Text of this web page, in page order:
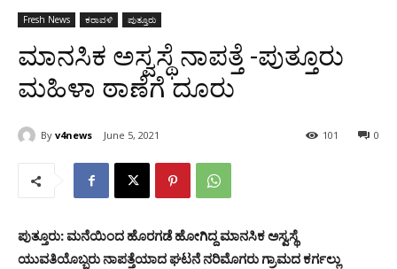
Fresh News ಕರಾವಳಿ ಪುತ್ತೂರು
ಮಾನಸಿಕ ಅಸ್ವಸ್ಥೆ ನಾಪತ್ತೆ -ಪುತ್ತೂರು
ಮಹಿಳಾ ಠಾಣೆಗೆ ದೂರು
By v4news June 5, 2021 0
101
ಪುತ್ತೂರು: ಮನೆಯಿಂದ ಹೊರಗಡೆ ಹೋಗಿದ್ದ ಮಾನಸಿಕ ಅಸ್ವಸ್ಥೆ
ಯುವತಿಯೊಬ್ಬರು ನಾಪತ್ತೆಯಾದ ಘಟನೆ ನರಿಮೊಗರು ಗ್ರಾಮದ ಕರ್ಗಲ್ಲು